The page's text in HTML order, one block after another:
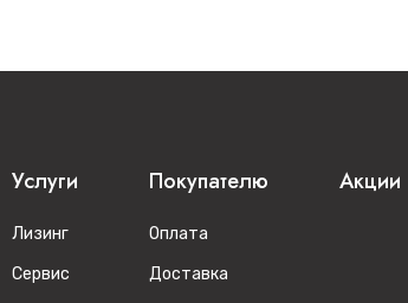
Услуги
Лизинг
Сервис
Покупателю
Оплата
Доставка
Акции